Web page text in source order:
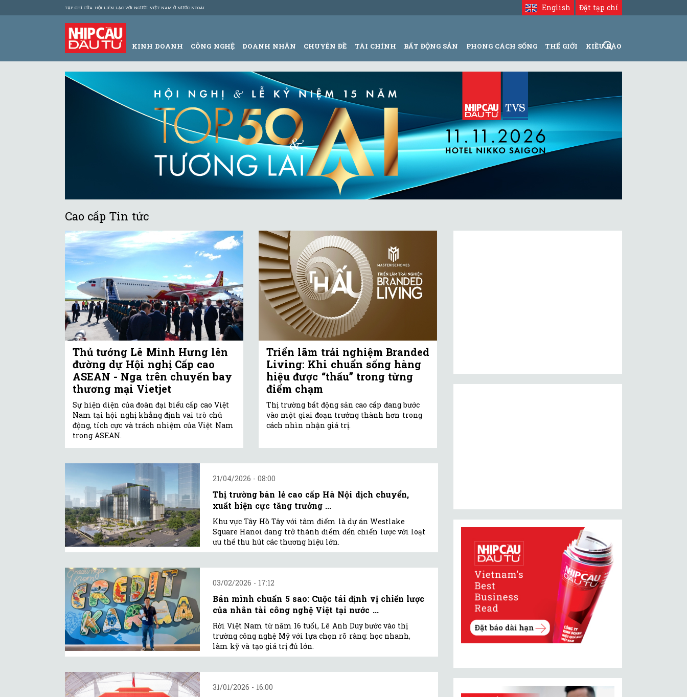
TẠP CHÍ CỦA HỘI LIÊN LẠC VỚI NGƯỜI VIỆT NAM Ở NƯỚC NGOÀI Đặt tạp chí
English
KINH DOANH CÔNG NGHỆ DOANH NHÂN CHUYÊN ĐỀ TÀI CHÍNH BẤT ĐỘNG SẢN PHONG CÁCH SỐNG THẾ GIỚI KIỀU BÀO
Cao cấp Tin tức
Thủ tướng Lê Minh Hưng lên
đường dự Hội nghị Cấp cao
ASEAN - Nga trên chuyến bay
thương mại Vietjet
Sự hiện diện của đoàn đại biểu cấp cao Việt
Nam tại hội nghị khẳng định vai trò chủ
động, tích cực và trách nhiệm của Việt Nam
trong ASEAN.
Triển lãm trải nghiệm Branded
Living: Khi chuẩn sống hàng
hiệu được “thấu” trong từng
điểm chạm
Thị trường bất động sản cao cấp đang bước
vào một giai đoạn trưởng thành hơn trong
cách nhìn nhận giá trị.
21/04/2026 - 08:00
Thị trường bán lẻ cao cấp Hà Nội dịch chuyển,
xuất hiện cực tăng trưởng ...
Khu vực Tây Hồ Tây với tâm điểm là dự án Westlake
Square Hanoi đang trở thành điểm đến chiến lược với loạt
ưu thế thu hút các thương hiệu lớn.
03/02/2026 - 17:12
Bán mình chuẩn 5 sao: Cuộc tái định vị chiến lược
của nhân tài công nghệ Việt tại nước ...
Rời Việt Nam từ năm 16 tuổi, Lê Anh Duy bước vào thị
trường công nghệ Mỹ với lựa chọn rõ ràng: học nhanh,
làm kỹ và tạo giá trị đủ lớn.
31/01/2026 - 16:00